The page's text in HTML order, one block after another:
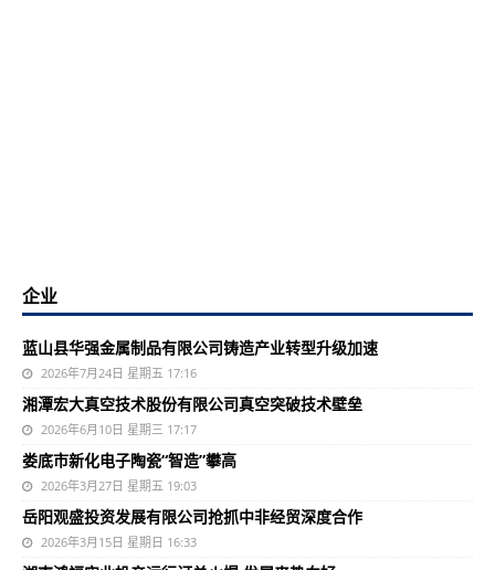
企业
蓝山县华强金属制品有限公司铸造产业转型升级加速
2026年7月24日 星期五 17:16
湘潭宏大真空技术股份有限公司真空突破技术壁垒
2026年6月10日 星期三 17:17
娄底市新化电子陶瓷“智造”攀高
2026年3月27日 星期五 19:03
岳阳观盛投资发展有限公司抢抓中非经贸深度合作
2026年3月15日 星期日 16:33